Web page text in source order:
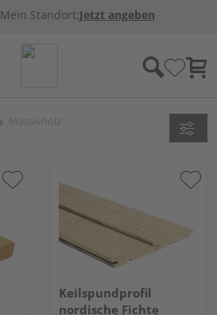
Mein Standort:Jetzt angeben
Keilspundprofil
nordische Fichte